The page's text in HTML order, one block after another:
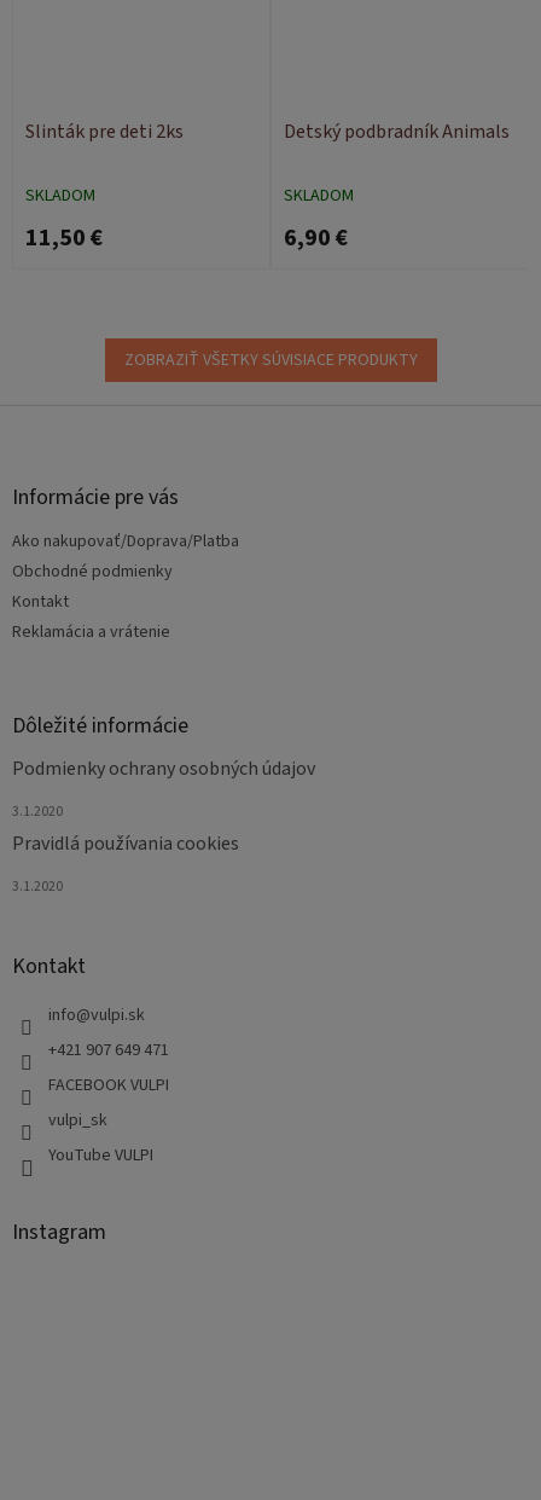
Slinták pre deti 2ks
SKLADOM
11,50 €
Detský podbradník Animals
SKLADOM
6,90 €
ZOBRAZIŤ VŠETKY SÚVISIACE PRODUKTY
Informácie pre vás
Ako nakupovať/Doprava/Platba
Obchodné podmienky
Kontakt
Reklamácia a vrátenie
Dôležité informácie
Podmienky ochrany osobných údajov
3.1.2020
Pravidlá používania cookies
3.1.2020
Kontakt
info@vulpi.sk
+421 907 649 471
FACEBOOK VULPI
vulpi_sk
YouTube VULPI
Instagram